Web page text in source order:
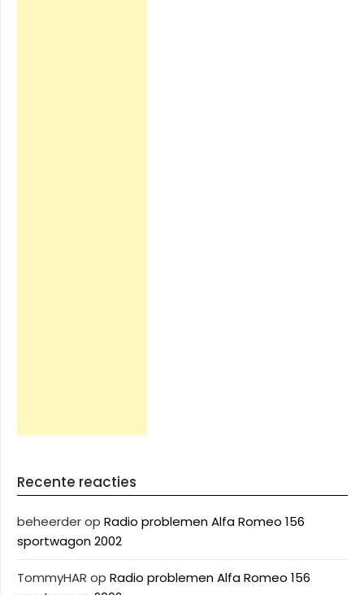
Recente reacties
beheerderop Radio problemen Alfa Romeo 156
sportwagon 2002
TommyHAR op Radio problemen Alfa Romeo 156